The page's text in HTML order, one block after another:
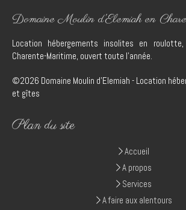
Domaine Moulin d'Elemiah en
Location hébergements insolites en
Charente-Maritime, ouvert toute l'année.
©2026 Domaine Moulin d'Elemiah - Location
et gîtes
Plan du site
Accueil
A propos
Services
A faire aux alentours